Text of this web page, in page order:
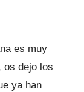
es muy
os dejo los
ya han